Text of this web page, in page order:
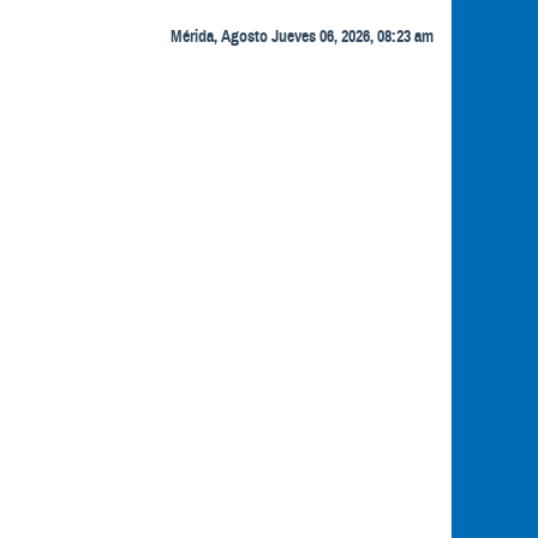
Mérida, Agosto Jueves 06, 2026, 08:23 am